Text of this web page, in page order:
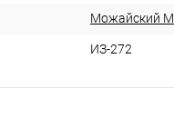
Можайский
ИЗ-272